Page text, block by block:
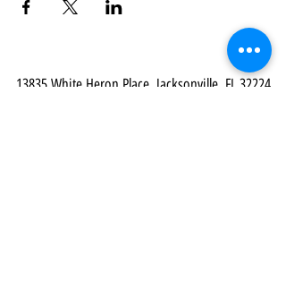
13835 White Heron Place, Jacksonville, FL 32224